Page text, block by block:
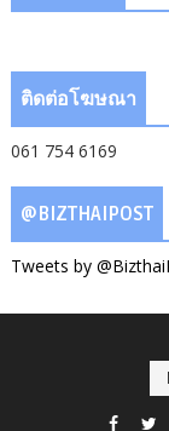
ติดต่อโฆษณา
061 754 6169
@BIZTHAIPOST
Tweets by